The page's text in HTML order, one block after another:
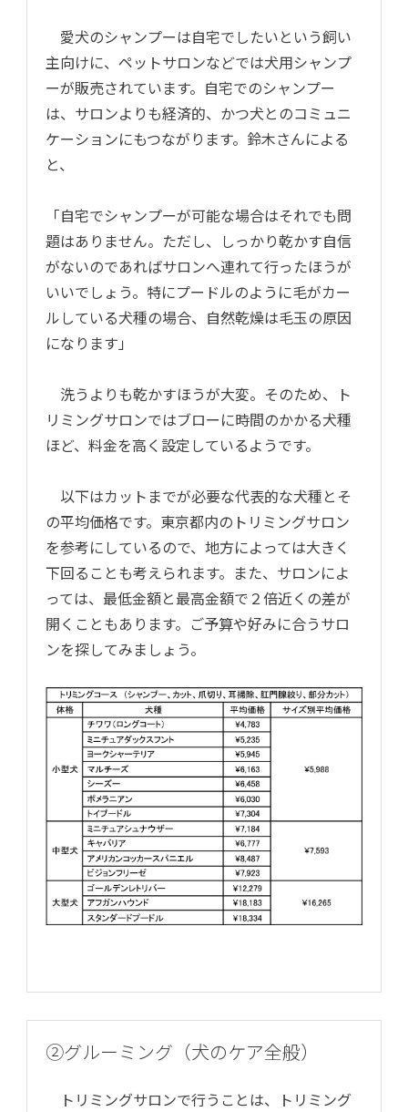
愛犬のシャンプーは自宅でしたいという飼い
主向けに、ペットサロンなどでは犬用シャンプ
ーが販売されています。自宅でのシャンプー
は、サロンよりも経済的、かつ犬とのコミュニ
ケーションにもつながります。鈴木さんによる
と、
「自宅でシャンプーが可能な場合はそれでも問
題はありません。ただし、しっかり乾かす自信
がないのであればサロンへ連れて行ったほうが
いいでしょう。特にプードルのように毛がカー
ルしている犬種の場合、自然乾燥は毛玉の原因
になります」
洗うよりも乾かすほうが大変。そのため、ト
リミングサロンではブローに時間のかかる犬種
ほど、料金を高く設定しているようです。
以下はカットまでが必要な代表的な犬種とそ
の平均価格です。東京都内のトリミングサロン
を参考にしているので、地方によっては大きく
下回ることも考えられます。また、サロンによ
っては、最低金額と最高金額で２倍近くの差が
開くこともあります。ご予算や好みに合うサロ
ンを探してみましょう。
②グルーミング（犬のケア全般）
トリミングサロンで行うことは、トリミング